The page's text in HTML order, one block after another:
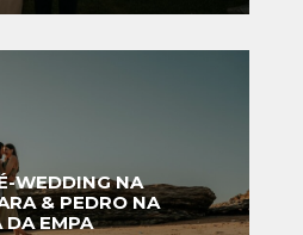
WEDDING NA
& PEDRO NA
DA EMPA